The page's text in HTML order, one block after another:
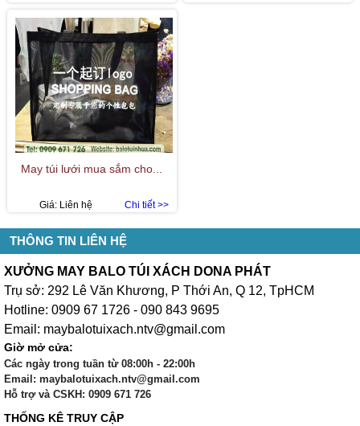
May túi lưới mua sắm cho...
Chi tiết >>
Giá: Liên hệ
THÔNG TIN LIÊN HỆ
XƯỞNG MAY BALO TÚI XÁCH DONA PHÁT
Trụ sở: 292 Lê Văn Khương, P Thới An, Q 12, TpHCM
Hotline: 0909 67 1726 - 090 843 9695
Email: maybalotuixach.ntv@gmail.com
Giờ mở cửa:
Các ngày trong tuần từ 08:00h - 22:00h
Email: maybalotuixach.ntv@gmail.com
Hỗ trợ và CSKH: 0909 671 726
THỐNG KÊ TRUY CẬP